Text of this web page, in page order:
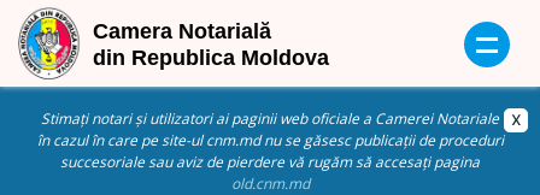
Stimați notari și utilizatori ai paginii web oficiale a Camerei Notariale
în cazul în care pe site-ul cnm.md nu se găsesc publicații de proceduri
succesoriale sau aviz de pierdere vă rugăm să accesați pagina
old.cnm.md